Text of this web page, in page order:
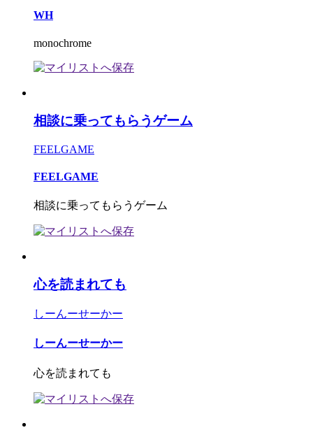
WH
monochrome
相談に乗ってもらうゲーム
FEELGAME
FEELGAME
相談に乗ってもらうゲーム
心を読まれても
しーんーせーかー
しーんーせーかー
心を読まれても